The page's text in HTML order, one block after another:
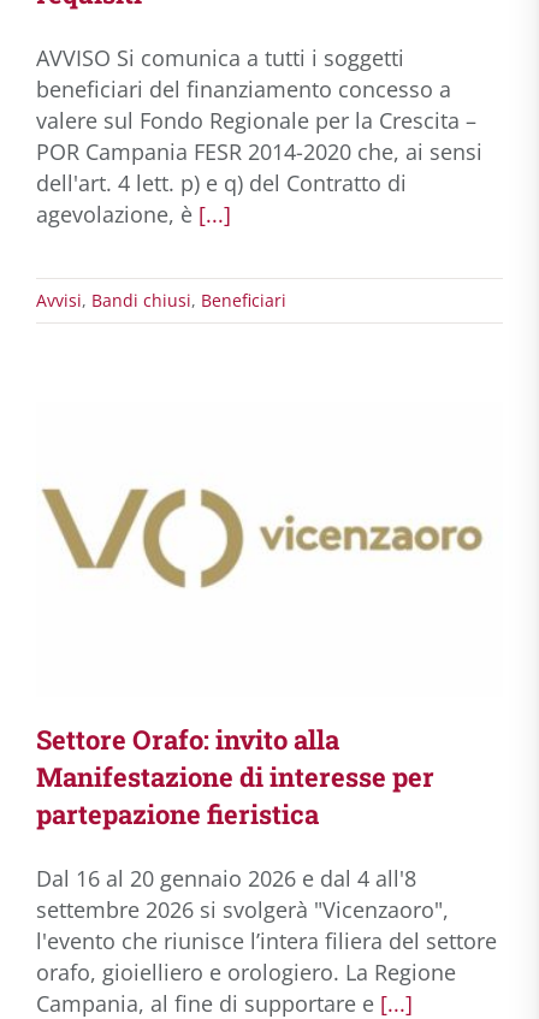
AVVISO Si comunica a tutti i soggetti
beneficiari del finanziamento concesso a
valere sul Fondo Regionale per la Crescita –
POR Campania FESR 2014-2020 che, ai sensi
dell'art. 4 lett. p) e q) del Contratto di
agevolazione, è [...]
Avvisi, Bandi chiusi, Beneficiari
Settore Orafo: invito alla
Manifestazione di interesse per
partepazione fieristica
Dal 16 al 20 gennaio 2026 e dal 4 all'8
settembre 2026 si svolgerà "Vicenzaoro",
l'evento che riunisce l’intera filiera del settore
orafo, gioielliero e orologiero. La Regione
Campania, al fine di supportare e [...]